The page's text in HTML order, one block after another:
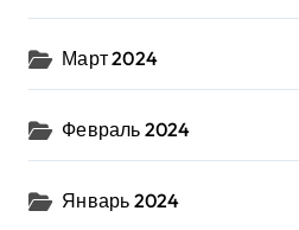
Март 2024
Февраль 2024
Январь 2024